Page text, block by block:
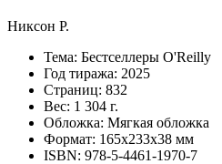
Никсон Р.
Тема: Бестселлеры O'Reilly
Год тиража: 2025
Страниц: 832
Вес: 1 304 г.
Обложка: Мягкая обложка
Формат: 165х233х38 мм
ISBN: 978-5-4461-1970-7